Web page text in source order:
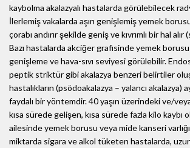
kaybolma akalazyalı hastalarda görülebilecek
İlerlemiş vakalarda aşırı genişlemiş yemek
çorabı andırır şekilde geniş ve kıvrımlı bir hal
Bazı hastalarda akciğer grafisinde yemek
genişleme ve hava-sıvı seviyesi görülebilir.
peptik striktür gibi akalazya benzeri belirtiler
hastalıkların (psödoakalazya – yalancı akalazya)
faydalı bir yöntemdir. 40 yaşın üzerindeki ve/
kısa sürede gelişen, kısa sürede fazla kilo kaybı
ailesinde yemek borusu veya mide kanseri
miktarda sigara ve alkol tüketen hastalarda,